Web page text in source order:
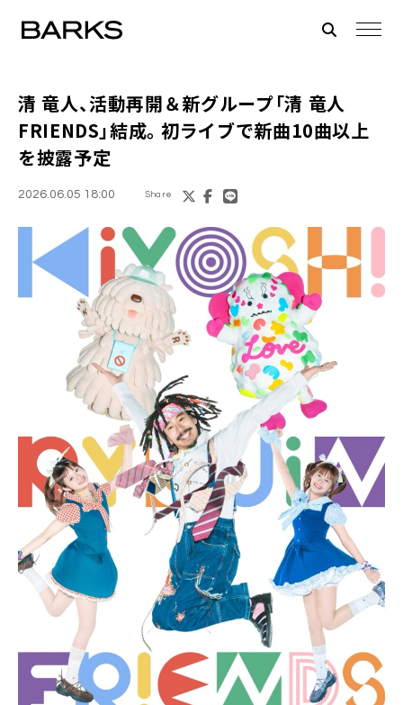
清 竜人、活動再開＆新グループ「清 竜人
FRIENDS」結成。初ライブで新曲10曲以上
を披露予定
2026.06.05 18:00 Share